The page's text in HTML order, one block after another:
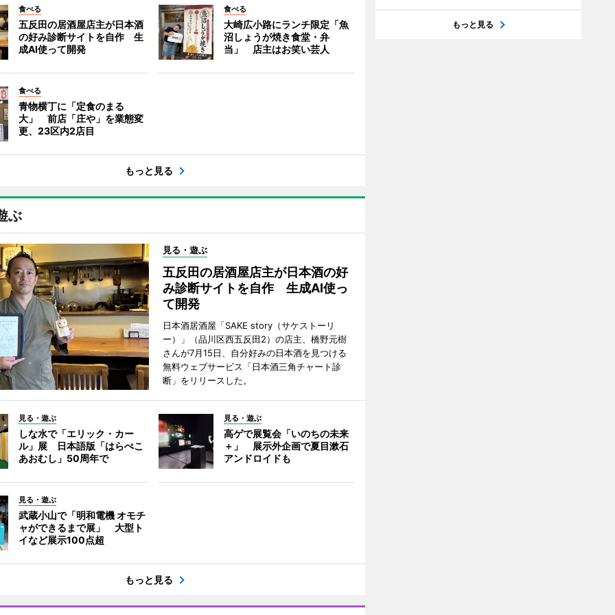
食べる
五反田の居酒屋店主が日本酒
の好み診断サイトを自作 生
成AI使って開発
食べる
大崎広小路にランチ限定「魚
沼しょうが焼き食堂・弁
当」 店主はお笑い芸人
食べる
青物横丁に「定食のまる
大」 前店「庄や」を業態変
更、23区内2店目
もっと見る
ぶ
見る・遊ぶ
五反田の居酒屋店主が日本酒の好
み診断サイトを自作 生成AI使っ
て開発
日本酒居酒屋「SAKE story（サケストーリ
ー）」（品川区西五反田2）の店主、橋野元樹
さんが7月15日、自分好みの日本酒を見つける
無料ウェブサービス「日本酒三角チャート診
断」をリリースした。
見る・遊ぶ
しな水で「エリック・カー
ル」展 日本語版「はらぺこ
あおむし」50周年で
見る・遊ぶ
高ゲで展覧会「いのちの未来
＋」 展示外企画で夏目漱石
アンドロイドも
見る・遊ぶ
武蔵小山で「明和電機 オモチ
ャができるまで展」 大型ト
イなど展示100点超
もっと見る
もっと見る